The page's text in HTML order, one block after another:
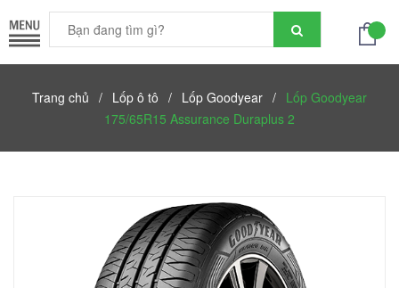
Trang chủ / Lốp ô tô / Lốp Goodyear / Lốp Goodyear
175/65R15 Assurance Duraplus 2